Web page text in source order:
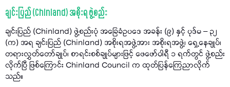
ချင်းပြည် (Chinland) အစိုးရ ဖွဲ့စည်း
ချင်းပြည် (Chinland) ဖွဲ့စည်းပုံ အခြေခံဥပဒေ အခန်း (၉) နှင့် ပုဒ်မ – ၃၂
(က) အရ ချင်းပြည် (Chinland) အစိုးရအဖွဲ့အား အစိုးရအဖွဲ့၊ ရှေ့နေချုပ်၊
တရားလွှတ်တော်ချုပ်၊ စာရင်းစစ်ချုပ်များဖြင့် ဖေဖော်ဝါရီ ၁ ရက်တွင် ဖွဲ့စည်း
လိုက်ပြီ ဖြစ်ကြောင်း Chinland Council က ထုတ်ပြန်ကြေညာလိုက်
သည်။